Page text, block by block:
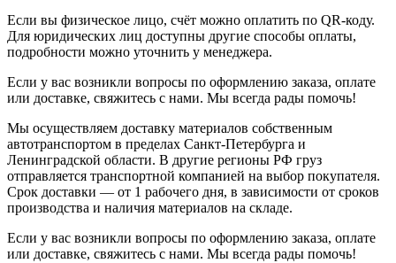
Если вы физическое лицо, счёт можно оплатить по QR-коду.
Для юридических лиц доступны другие способы оплаты,
подробности можно уточнить у менеджера.
Если у вас возникли вопросы по оформлению заказа, оплате
или доставке, свяжитесь с нами. Мы всегда рады помочь!
Мы осуществляем доставку материалов собственным
автотранспортом в пределах Санкт-Петербурга и
Ленинградской области. В другие регионы РФ груз
отправляется транспортной компанией на выбор покупателя.
Срок доставки — от 1 рабочего дня, в зависимости от сроков
производства и наличия материалов на складе.
Если у вас возникли вопросы по оформлению заказа, оплате
или доставке, свяжитесь с нами. Мы всегда рады помочь!